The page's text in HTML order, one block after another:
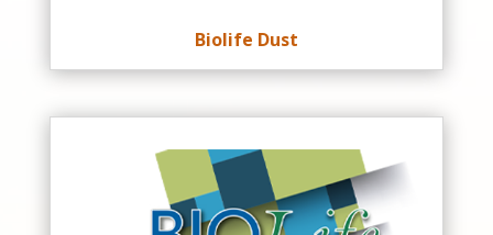
Biolife Dust